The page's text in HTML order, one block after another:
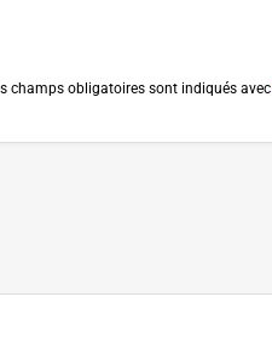
champs obligatoires sont indiqués avec